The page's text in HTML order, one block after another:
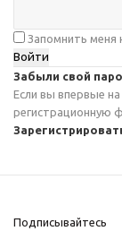
Запомнить меня
Забыли свой
Если вы впервые
регистрационную
Подписывайтесь